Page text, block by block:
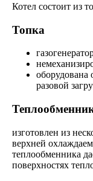
Котел состоит из
Топка
разовой
изготовлен из
верхней
теплообменника
поверхностях